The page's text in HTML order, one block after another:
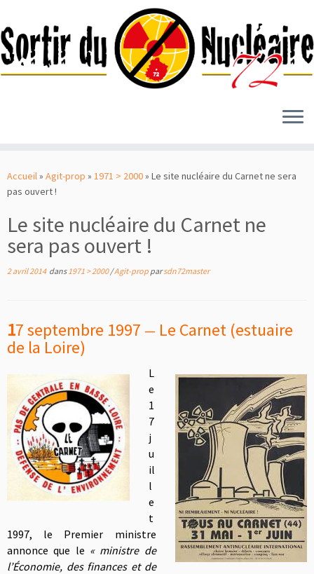
au
contenu
Accueil» Agit-prop » 1971 > 2000» Le site nucléaire du Carnet ne sera
pas ouvert !
Le site nucléaire du Carnet ne
sera pas ouvert !
2 avril 2014dans 1971 > 2000/Agit-prop parsdn72master
17 septembre 1997 — Le Carnet (estuaire
de la Loire)
L
e
1
7
j
u
il
l
e
t
1997, le Premier ministre
annonce que le « ministre de
l’Économie, des finances et de